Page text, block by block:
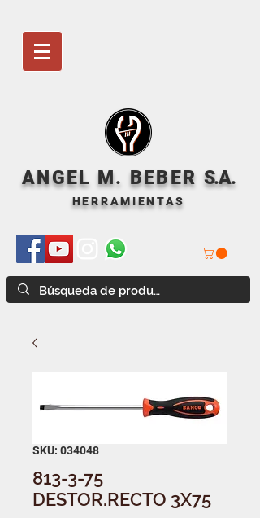
ANGEL M. BEBER S.A.
HERRAMIENTAS
SKU: 034048
813-3-75
DESTOR.RECTO 3X75